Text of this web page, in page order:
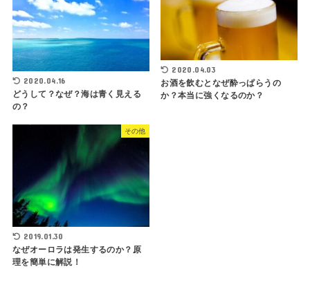
2020.04.16
どうして？なぜ？海は青く見える
の？
2020.04.03
お酒を飲むとなぜ酔っぱらうの
か？本当に強くなるのか？
その他
2019.01.30
なぜオーロラは発生するのか？原
理を簡単に解説！